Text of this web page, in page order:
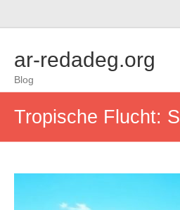
ar-redadeg.org
Blog
Tropische Flucht: